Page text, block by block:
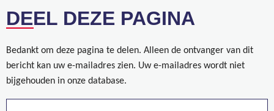
DEEL DEZE PAGINA
Bedankt om deze pagina te delen. Alleen de ontvanger van dit
bericht kan uw e-mailadres zien. Uw e-mailadres wordt niet
bijgehouden in onze database.